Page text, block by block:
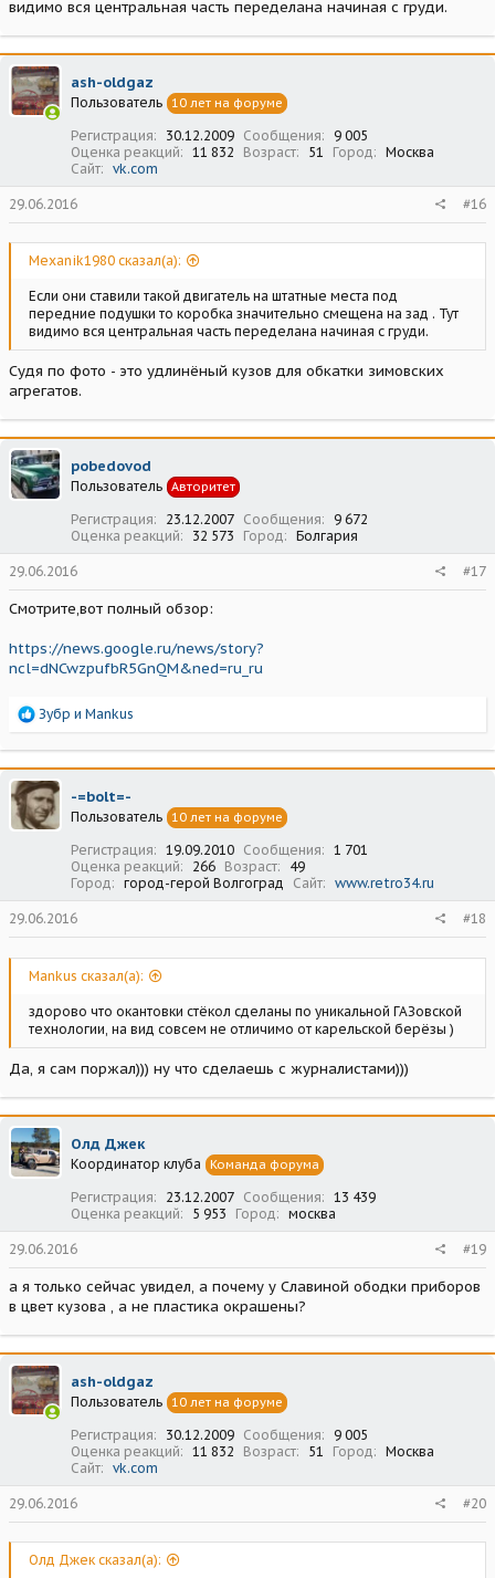
видимо вся центральная часть переделана начиная с груди.
ash-oldgaz
Пользователь 10 лет на форуме
Регистрация 30.12.2009 Сообщения
9 005
Оценка реакций
11 832 Возраст 51 Город
Москва
Сайт
vk.com
29.06.2016 #16
Mexanik1980 сказал(а):
Если они ставили такой двигатель на штатные места под
передние подушки то коробка значительно смещена на зад . Тут
видимо вся центральная часть переделана начиная с груди.
Судя по фото - это удлинёный кузов для обкатки зимовских
агрегатов.
pobedovod
Пользователь Авторитет
Регистрация 23.12.2007 Сообщения
9 672
Оценка реакций
32 573 Город Болгария
29.06.2016 #17
Смотрите,вот полный обзор:
https://news.google.ru/news/story?
ncl=dNCwzpufbR5GnQM&ned=ru_ru
Р
а
к
ц
и
и
Зубр и Mankus
-=bolt=-
Пользователь 10 лет на форуме
Регистрация 19.09.2010 Сообщения
1 701
Оценка реакций
266 Возраст
49
Город
город-герой Волгоград Сайт www.retro34.ru
29.06.2016 #18
Mankus сказал(а):
здорово что окантовки стёкол сделаны по уникальной ГАЗовской
технологии, на вид совсем не отличимо от карельской берёзы )
Да, я сам поржал))) ну что сделаешь с журналистами)))
Олд Джек
Координатор клуба Команда форума
Регистрация 23.12.2007 Сообщения
13 439
Оценка реакций
5 953 Город москва
29.06.2016 #19
а я только сейчас увидел, а почему у Славиной ободки приборов
в цвет кузова , а не пластика окрашены?
ash-oldgaz
Пользователь 10 лет на форуме
Регистрация 30.12.2009 Сообщения
9 005
Оценка реакций
11 832 Возраст 51 Город
Москва
Сайт
vk.com
29.06.2016 #20
Олд Джек сказал(а):